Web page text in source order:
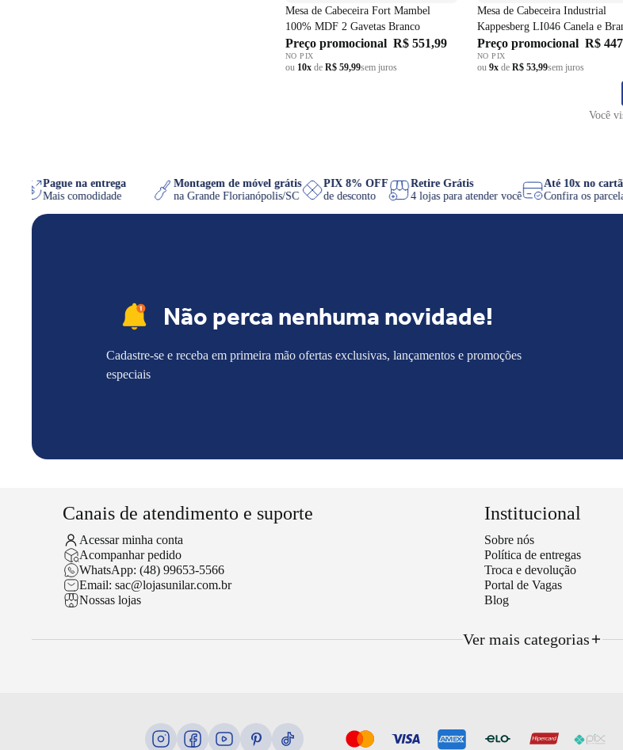
Mesa de Cabeceira Fort Mambel
100% MDF 2 Gavetas Branco
Preço promocional R$ 551,99
NO PIX
ou 10x de R$ 59,99sem juros
Mesa de Cabeceira Industrial
Kappesberg LI046 Canela e
Preço promocional R$
NO PIX
ou 9x de R$ 53,99sem juros
Você
Pague na entrega
Mais comodidade
Montagem de móvel grátis
na Grande Florianópolis/SC
PIX 8% OFF
de desconto
Retire Grátis
4 lojas para atender você
Até 10x no
Confira os
Não perca nenhuma novidade!
Cadastre-se e receba em primeira mão ofertas exclusivas, lançamentos e promoções
especiais
Canais de atendimento e suporte
Acessar minha conta
Acompanhar pedido
WhatsApp: (48) 99653-5566
Email: sac@lojasunilar.com.br
Nossas lojas
Institucional
Sobre nós
Política de entregas
Troca e devolução
Portal de Vagas
Blog
Ver mais categorias